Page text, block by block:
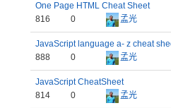
One Page HTML Cheat Sheet
816
0 孟光
JavaScript language a- z cheat
888
0 孟光
JavaScript CheatSheet
814
0 孟光